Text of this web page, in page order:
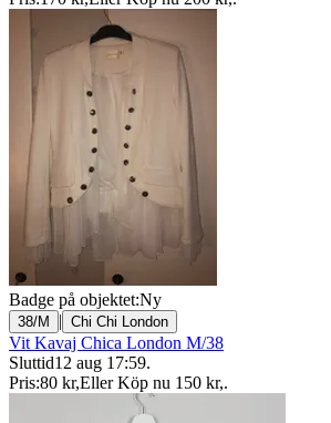
Badge på objektet:Ny
38/M | Chi Chi London
Vit Kavaj Chica London M/38
Sluttid12 aug 17:59.
Pris:80 kr,Eller Köp nu 150 kr,.